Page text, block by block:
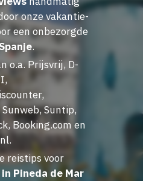
onze vakantie-
een onbezorgde
.
o.a. Prijsvrij, D-
Suntip,
Booking.com en
reistips voor
Pineda de Mar